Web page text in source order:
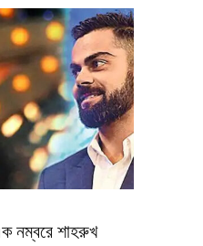
নম্বরে শাহরুখ